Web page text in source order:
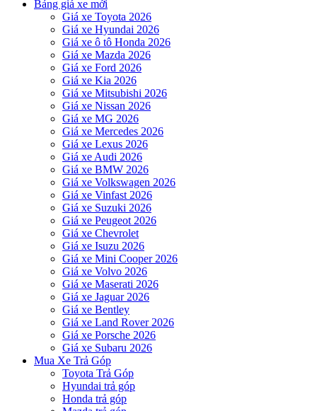
Bảng giá xe mới
Giá xe Toyota 2026
Giá xe Hyundai 2026
Giá xe ô tô Honda 2026
Giá xe Mazda 2026
Giá xe Ford 2026
Giá xe Kia 2026
Giá xe Mitsubishi 2026
Giá xe Nissan 2026
Giá xe MG 2026
Giá xe Mercedes 2026
Giá xe Lexus 2026
Giá xe Audi 2026
Giá xe BMW 2026
Giá xe Volkswagen 2026
Giá xe Vinfast 2026
Giá xe Suzuki 2026
Giá xe Peugeot 2026
Giá xe Chevrolet
Giá xe Isuzu 2026
Giá xe Mini Cooper 2026
Giá xe Volvo 2026
Giá xe Maserati 2026
Giá xe Jaguar 2026
Giá xe Bentley
Giá xe Land Rover 2026
Giá xe Porsche 2026
Giá xe Subaru 2026
Mua Xe Trả Góp
Toyota Trả Góp
Hyundai trả góp
Honda trả góp